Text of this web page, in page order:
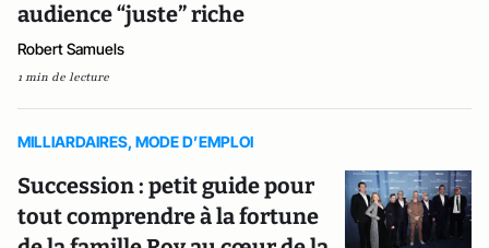
audience “juste” riche
Robert Samuels
1 min de lecture
MILLIARDAIRES, MODE D’EMPLOI
Succession : petit guide pour
tout comprendre à la fortune